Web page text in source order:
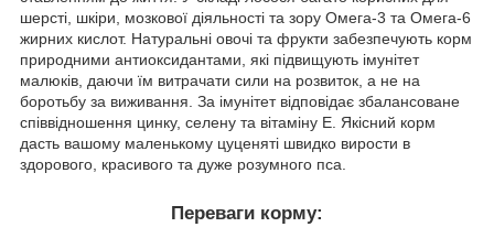
шерсті, шкіри, мозкової діяльності та зору Омега-3 та Омега-6
жирних кислот. Натуральні овочі та фрукти забезпечують корм
природними антиоксидантами, які підвищують імунітет
малюків, даючи їм витрачати сили на розвиток, а не на
боротьбу за виживання. За імунітет відповідає збалансоване
співвідношення цинку, селену та вітаміну E. Якісний корм
дасть вашому маленькому цуценяті швидко вирости в
здорового, красивого та дуже розумного пса.
Переваги корму: